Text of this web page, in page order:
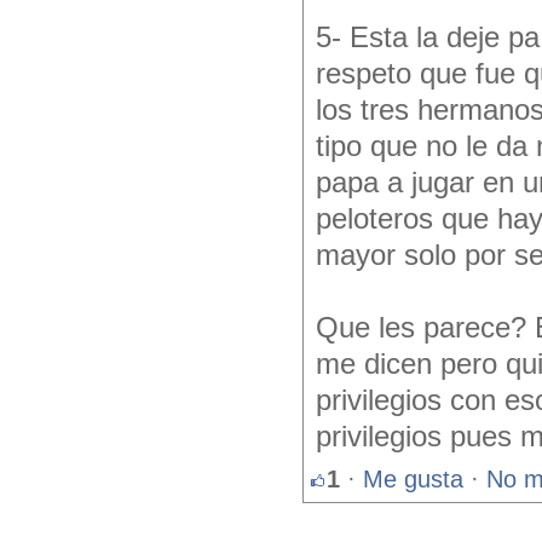
5- Esta la deje
respeto que fue
los tres
tipo que no le da
papa a jugar en
peloteros que
mayor solo por
Que les parece?
me dicen pero
privilegios con
privilegios pues
1 · Me gusta · No